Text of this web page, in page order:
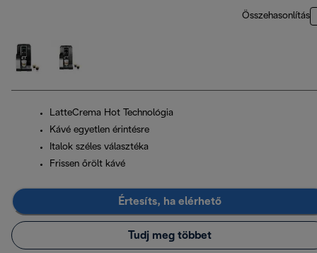
Összehasonlítás
LatteCrema Hot Technológia
Kávé egyetlen érintésre
Italok széles választéka
Frissen őrölt kávé
Értesíts, ha elérhető
Tudj meg többet